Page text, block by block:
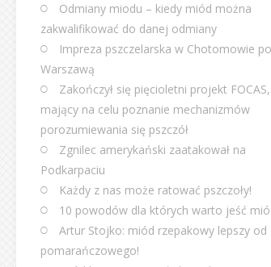
Odmiany miodu – kiedy miód można
zakwalifikować do danej odmiany
Impreza pszczelarska w Chotomowie
Warszawą
Zakończył się pięcioletni projekt FOCAS,
mający na celu poznanie mechanizmów
porozumiewania się pszczół
Zgnilec amerykański zaatakował na
Podkarpaciu
Każdy z nas może ratować pszczoły!
10 powodów dla których warto jeść
Artur Stojko: miód rzepakowy lepszy od
pomarańczowego!